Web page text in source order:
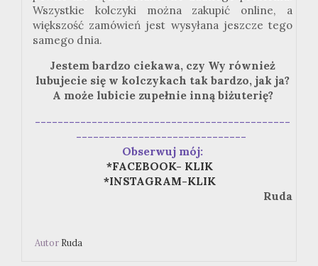
Wszystkie kolczyki można zakupić online, a
większość zamówień jest wysyłana jeszcze tego
samego dnia.
Jestem bardzo ciekawa, czy Wy również
lubujecie się w kolczykach tak bardzo, jak ja?
A może lubicie zupełnie inną biżuterię?
---------------------------------------------
------------------------------
Obserwuj mój:
*FACEBOOK- KLIK
*INSTAGRAM-KLIK
Ruda
Autor Ruda